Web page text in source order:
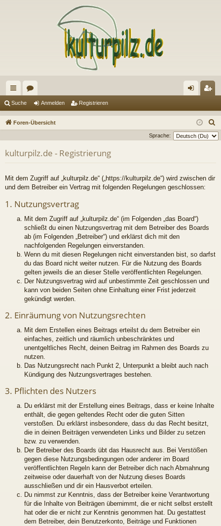
ch
ne
riff
en m
el
n
ist
rie
n
Suche Anmelden Registrieren
Foren-Übersicht
u
Sprache:
kulturpilz.de - Registrierung
Mit dem Zugriff auf „kulturpilz.de“ („https://kulturpilz.de“) wird zwischen dir
und dem Betreiber ein Vertrag mit folgenden Regelungen geschlossen:
1. Nutzungsvertrag
Mit dem Zugriff auf „kulturpilz.de“ (im Folgenden „das Board“)
schließt du einen Nutzungsvertrag mit dem Betreiber des Boards
ab (im Folgenden „Betreiber“) und erklärst dich mit den
nachfolgenden Regelungen einverstanden.
Wenn du mit diesen Regelungen nicht einverstanden bist, so darfst
du das Board nicht weiter nutzen. Für die Nutzung des Boards
gelten jeweils die an dieser Stelle veröffentlichten Regelungen.
Der Nutzungsvertrag wird auf unbestimmte Zeit geschlossen und
kann von beiden Seiten ohne Einhaltung einer Frist jederzeit
gekündigt werden.
2. Einräumung von Nutzungsrechten
Mit dem Erstellen eines Beitrags erteilst du dem Betreiber ein
einfaches, zeitlich und räumlich unbeschränktes und
unentgeltliches Recht, deinen Beitrag im Rahmen des Boards zu
nutzen.
Das Nutzungsrecht nach Punkt 2, Unterpunkt a bleibt auch nach
Kündigung des Nutzungsvertrages bestehen.
3. Pflichten des Nutzers
Du erklärst mit der Erstellung eines Beitrags, dass er keine Inhalte
enthält, die gegen geltendes Recht oder die guten Sitten
verstoßen. Du erklärst insbesondere, dass du das Recht besitzt,
die in deinen Beiträgen verwendeten Links und Bilder zu setzen
bzw. zu verwenden.
Der Betreiber des Boards übt das Hausrecht aus. Bei Verstößen
gegen diese Nutzungsbedingungen oder anderer im Board
veröffentlichten Regeln kann der Betreiber dich nach Abmahnung
zeitweise oder dauerhaft von der Nutzung dieses Boards
ausschließen und dir ein Hausverbot erteilen.
Du nimmst zur Kenntnis, dass der Betreiber keine Verantwortung
für die Inhalte von Beiträgen übernimmt, die er nicht selbst erstellt
hat oder die er nicht zur Kenntnis genommen hat. Du gestattest
dem Betreiber, dein Benutzerkonto, Beiträge und Funktionen